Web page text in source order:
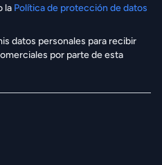
la Política de protección de datos
datos personales para recibir
por parte de esta